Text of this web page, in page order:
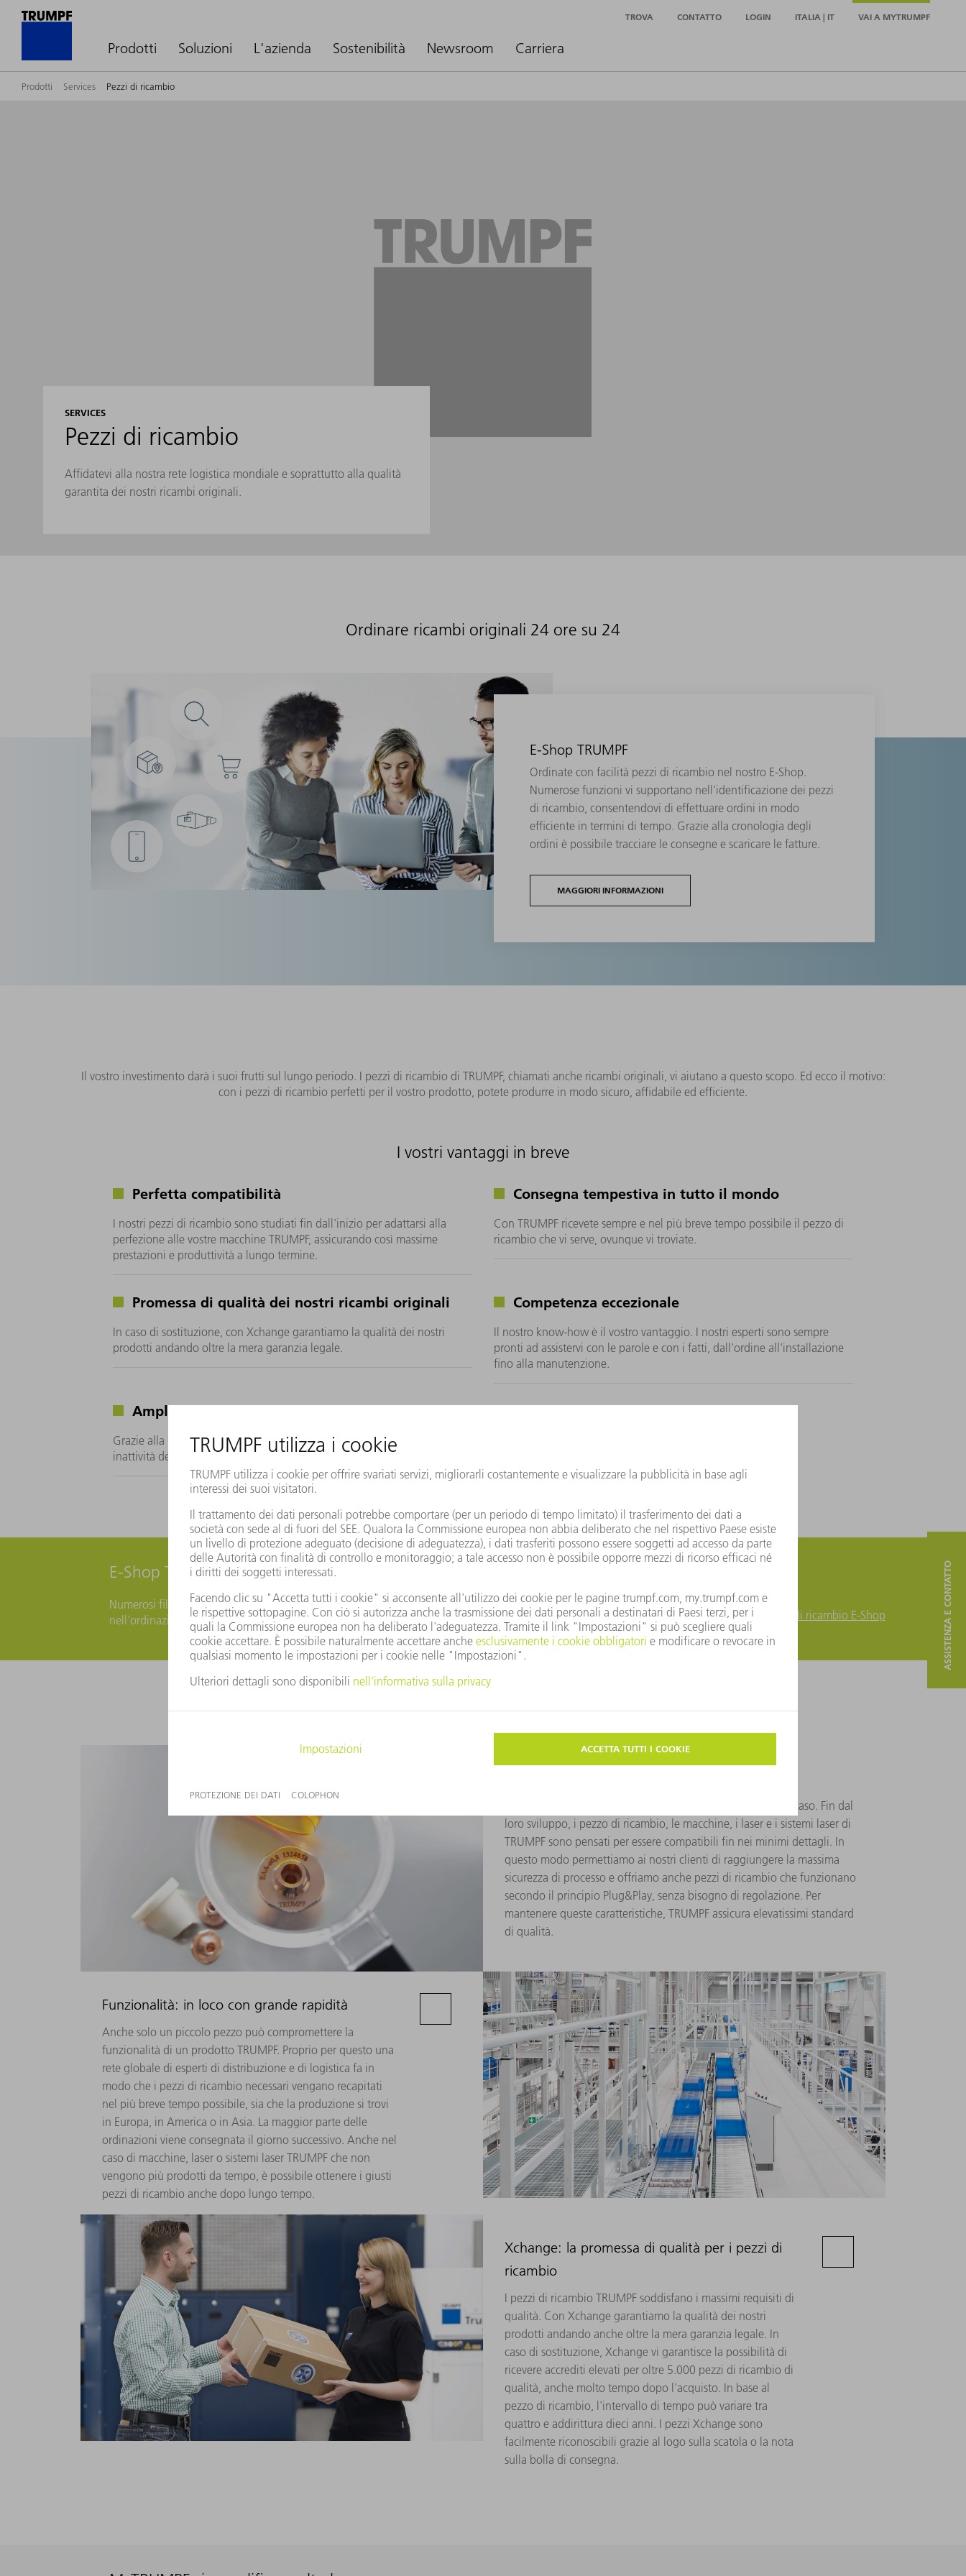
Prodotti Soluzioni L'azienda Sostenibilità Newsroom Carriera
TROVA CONTATTO LOGIN ITALIA | IT VAI A MYTRUMPF
Prodotti Services Pezzi di ricambio
SERVICES
Pezzi di ricambio
Affidatevi alla nostra rete logistica mondiale e soprattutto alla qualità
garantita dei nostri ricambi originali.
Ordinare ricambi originali 24 ore su 24
E-Shop TRUMPF
Ordinate con facilità pezzi di ricambio nel nostro E-Shop.
Numerose funzioni vi supportano nell'identificazione dei pezzi
di ricambio, consentendovi di effettuare ordini in modo
efficiente in termini di tempo. Grazie alla cronologia degli
ordini è possibile tracciare le consegne e scaricare le fatture.
MAGGIORI INFORMAZIONI
Il vostro investimento darà i suoi frutti sul lungo periodo. I pezzi di ricambio di TRUMPF, chiamati anche ricambi originali, vi aiutano a questo scopo. Ed ecco il motivo:
con i pezzi di ricambio perfetti per il vostro prodotto, potete produrre in modo sicuro, affidabile ed efficiente.
I vostri vantaggi in breve
Perfetta compatibilità
I nostri pezzi di ricambio sono studiati fin dall'inizio per adattarsi alla
perfezione alle vostre macchine TRUMPF, assicurando così massime
prestazioni e produttività a lungo termine.
Consegna tempestiva in tutto il mondo
Con TRUMPF ricevete sempre e nel più breve tempo possibile il pezzo di
ricambio che vi serve, ovunque vi troviate.
Promessa di qualità dei nostri ricambi originali
In caso di sostituzione, con Xchange garantiamo la qualità dei nostri
prodotti andando oltre la mera garanzia legale.
Competenza eccezionale
Il nostro know-how è il vostro vantaggio. I nostri esperti sono sempre
pronti ad assistervi con le parole e con i fatti, dall'ordine all'installazione
fino alla manutenzione.
Ampliamento delle funzioni
Grazie alla ridotta necessità di di regolazione, minimizzate i tempi di
inattività della vostra macchina.
E-Shop TRUMPF per pezzi di ricambio
Numerosi filtri e funzioni utili nell'E-Shop TRUMPF vi supportano nella ricerca, nella selezione e
nell'ordinazione dei vostri pezzi di ricambio.
Pezzi di ricambio E-Shop Pezzi di ricambio E-Shop
Qualità: dettagli che fanno la differenza
Quando si parla di qualità, non si deve mai lasciare nulla al caso. Fin dal
loro sviluppo, i pezzo di ricambio, le macchine, i laser e i sistemi laser di
TRUMPF sono pensati per essere compatibili fin nei minimi dettagli. In
questo modo permettiamo ai nostri clienti di raggiungere la massima
sicurezza di processo e offriamo anche pezzi di ricambio che funzionano
secondo il principio Plug&Play, senza bisogno di regolazione. Per
mantenere queste caratteristiche, TRUMPF assicura elevatissimi standard
di qualità.
Funzionalità: in loco con grande rapidità
Anche solo un piccolo pezzo può compromettere la
funzionalità di un prodotto TRUMPF. Proprio per questo una
rete globale di esperti di distribuzione e di logistica fa in
modo che i pezzi di ricambio necessari vengano recapitati
nel più breve tempo possibile, sia che la produzione si trovi
in Europa, in America o in Asia. La maggior parte delle
ordinazioni viene consegnata il giorno successivo. Anche nel
caso di macchine, laser o sistemi laser TRUMPF che non
vengono più prodotti da tempo, è possibile ottenere i giusti
pezzi di ricambio anche dopo lungo tempo.
Xchange: la promessa di qualità per i pezzi di
ricambio
I pezzi di ricambio TRUMPF soddisfano i massimi requisiti di
qualità. Con Xchange garantiamo la qualità dei nostri
prodotti andando anche oltre la mera garanzia legale. In
caso di sostituzione, Xchange vi garantisce la possibilità di
ricevere accrediti elevati per oltre 5.000 pezzi di ricambio di
qualità, anche molto tempo dopo l'acquisto. In base al
pezzo di ricambio, l'intervallo di tempo può variare tra
quattro e addirittura dieci anni. I pezzi Xchange sono
facilmente riconoscibili grazie al logo sulla scatola o la nota
sulla bolla di consegna.
ASSISTENZA E CONTATTO